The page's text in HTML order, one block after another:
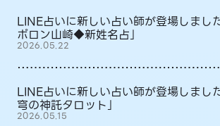
LINE占いに新しい占い師が登場しまし
ポロン山崎◆新姓名占」
2026.05.22
LINE占いに新しい占い師が登場しま
穹の神託タロット」
2026.05.15